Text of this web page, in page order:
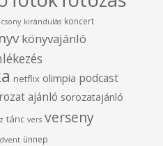
kirándulás koncert
könyvajánló
netflix olimpia podcast
ajánló sorozatajánló
tánc vers verseny
ünnep